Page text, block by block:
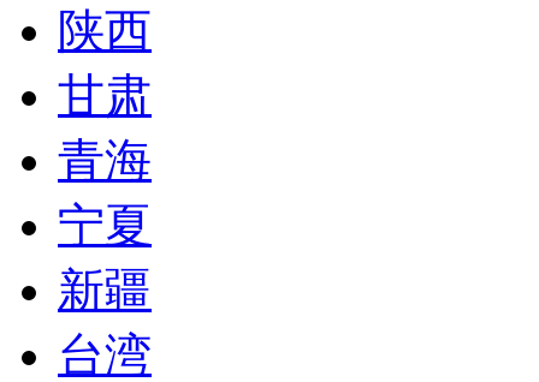
陕西
甘肃
青海
宁夏
新疆
台湾